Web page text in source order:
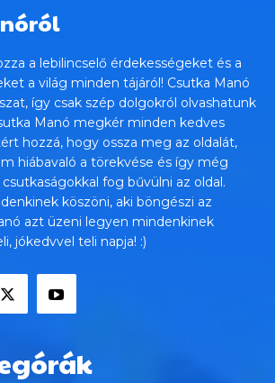
a lebilincselő érdekességeket és a
a világ minden tájáról! Csutka Manó
így csak szép dolgokról olvashatunk
Manó megkér minden kedves
hozzá, hogy ossza meg az oldalát,
hiábavaló a törekvése és így még
fog bűvülni az oldal.
köszöni, aki böngészi az
azt üzeni legyen mindenkinek
jókedvvel teli napja! :)